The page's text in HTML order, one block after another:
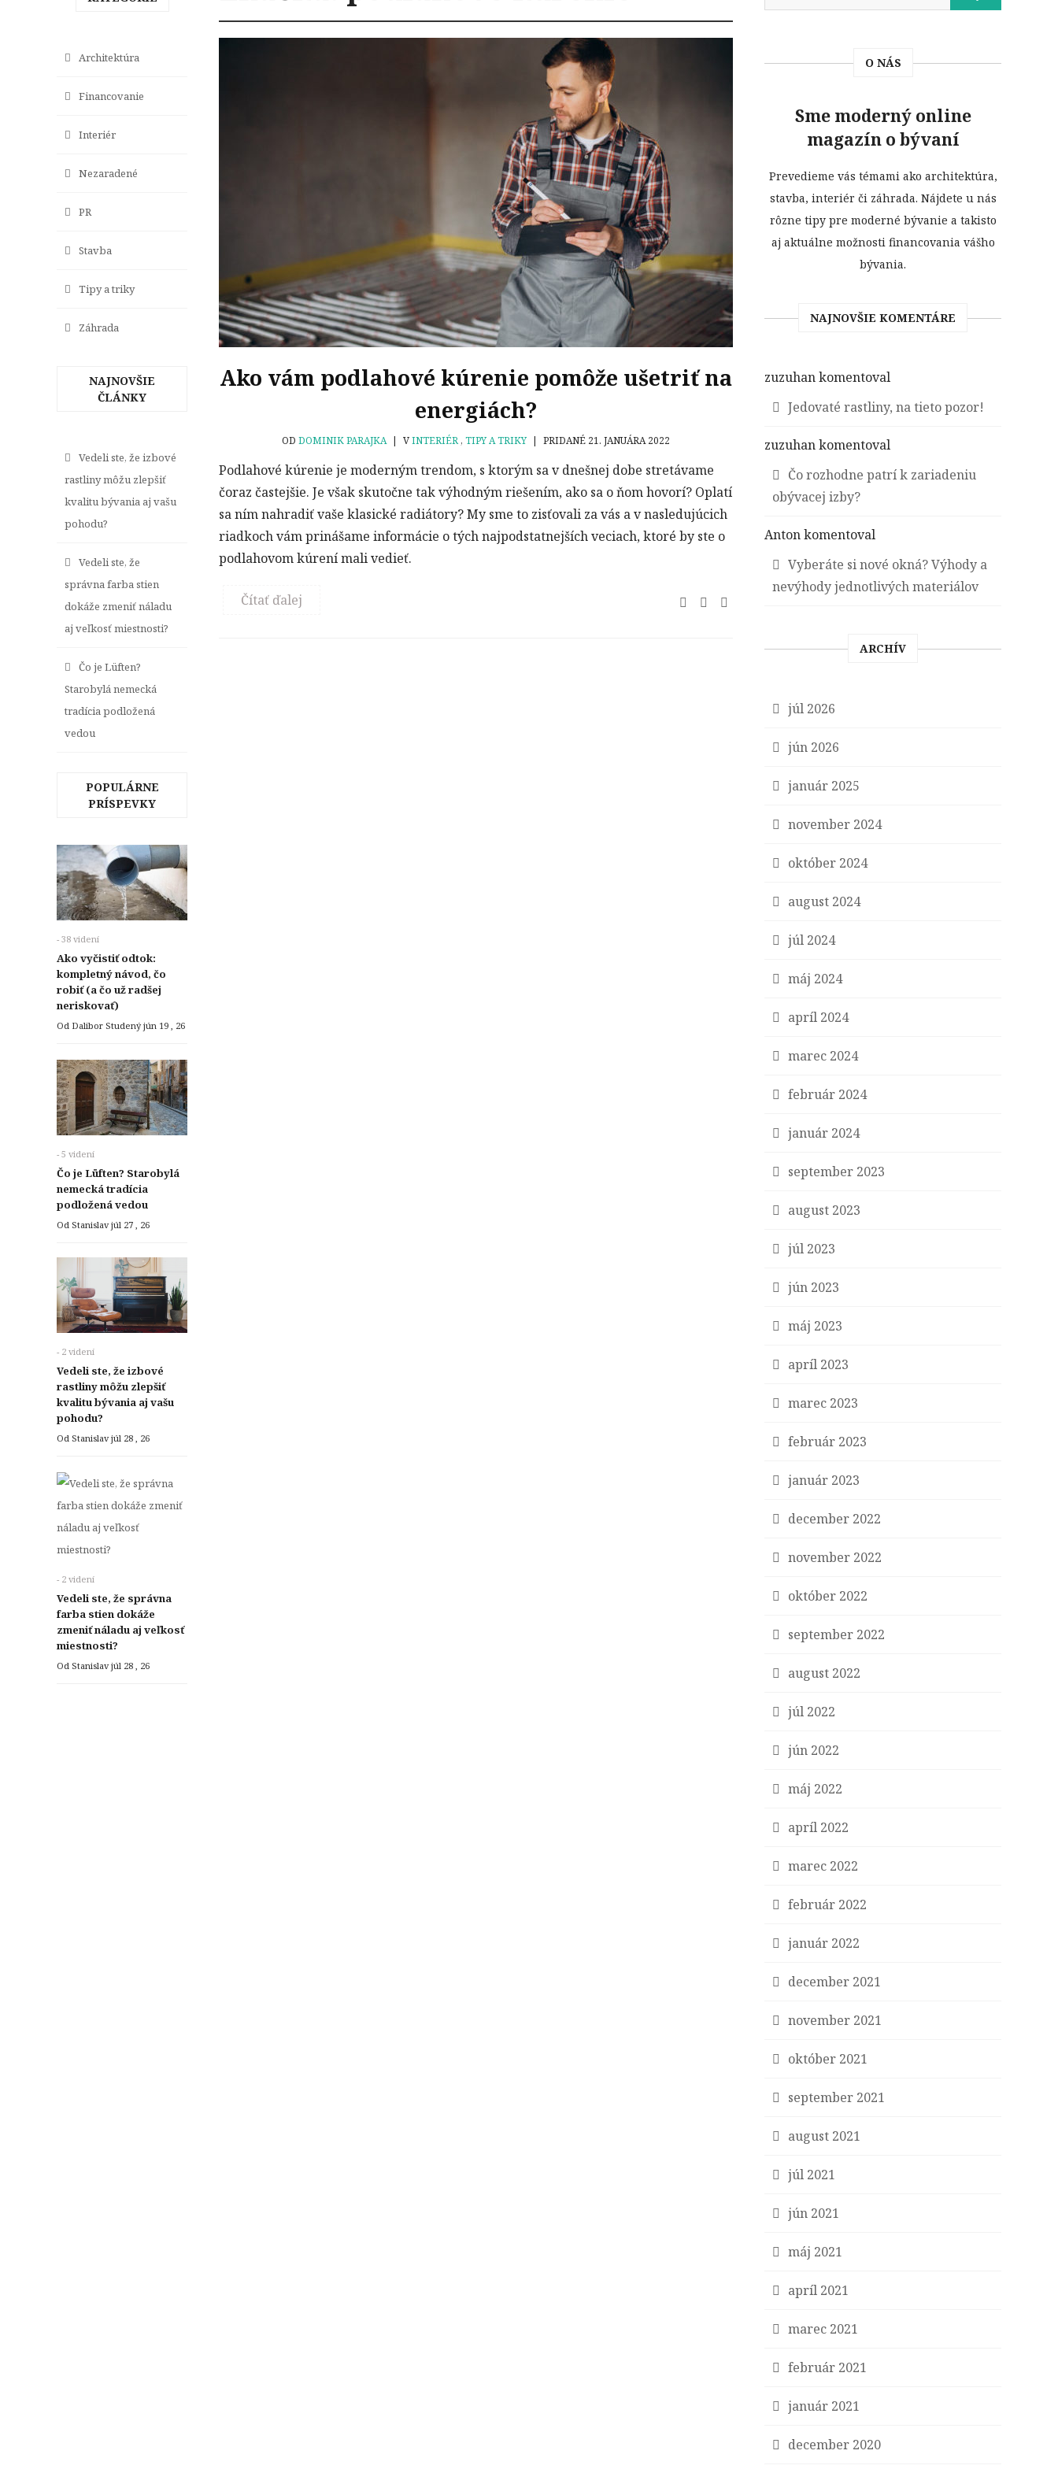
Ako vám podlahové kúrenie pomôže ušetriť na
energiách?
ODDOMINIK PARAJKA | VINTERIÉR,TIPY A TRIKY | PRIDANÉ 21. JANUÁRA 2022
Podlahové kúrenie je moderným trendom, s ktorým sa v dnešnej dobe stretávame
čoraz častejšie. Je však skutočne tak výhodným riešením, ako sa o ňom hovorí? Oplatí
sa ním nahradiť vaše klasické radiátory? My sme to zisťovali za vás a v nasledujúcich
riadkoch vám prinášame informácie o tých najpodstatnejších veciach, ktoré by ste o
podlahovom kúrení mali vedieť.
Čítať ďalej
Architektúra
Financovanie
Interiér
Nezaradené
PR
Stavba
Tipy a triky
Záhrada
NAJNOVŠIE
ČLÁNKY
Vedeli ste, že izbové
rastliny môžu zlepšiť
kvalitu bývania aj vašu
pohodu?
Vedeli ste, že
správna farba stien
dokáže zmeniť náladu
aj veľkosť miestnosti?
Čo je Lüften?
Starobylá nemecká
tradícia podložená
vedou
POPULÁRNE
PRÍSPEVKY
- 38 videní
Ako vyčistiť odtok:
kompletný návod, čo
robiť (a čo už radšej
neriskovať)
Od Dalibor Studený jún 19 , 26
- 5 videní
Čo je Lüften? Starobylá
nemecká tradícia
podložená vedou
Od Stanislavjúl 27 , 26
- 2 videní
Vedeli ste, že izbové
rastliny môžu zlepšiť
kvalitu bývania aj vašu
pohodu?
Od Stanislavjúl 28 , 26
- 2 videní
Vedeli ste, že správna
farba stien dokáže
zmeniť náladu aj veľkosť
miestnosti?
Od Stanislavjúl 28 , 26
O NÁS
Sme moderný online
magazín o bývaní
Prevedieme vás témami ako architektúra,
stavba, interiér či záhrada. Nájdete u nás
rôzne tipy pre moderné bývanie a takisto
aj aktuálne možnosti financovania vášho
bývania.
NAJNOVŠIE KOMENTÁRE
zuzuhankomentoval
Jedovaté rastliny, na tieto pozor!
zuzuhankomentoval
Čo rozhodne patrí k zariadeniu
obývacej izby?
Antonkomentoval
Vyberáte si nové okná? Výhody a
nevýhody jednotlivých materiálov
ARCHÍV
júl 2026
jún 2026
január 2025
november 2024
október 2024
august 2024
júl 2024
máj 2024
apríl 2024
marec 2024
február 2024
január 2024
september 2023
august 2023
júl 2023
jún 2023
máj 2023
apríl 2023
marec 2023
február 2023
január 2023
december 2022
november 2022
október 2022
september 2022
august 2022
júl 2022
jún 2022
máj 2022
apríl 2022
marec 2022
február 2022
január 2022
december 2021
november 2021
október 2021
september 2021
august 2021
júl 2021
jún 2021
máj 2021
apríl 2021
marec 2021
február 2021
január 2021
december 2020